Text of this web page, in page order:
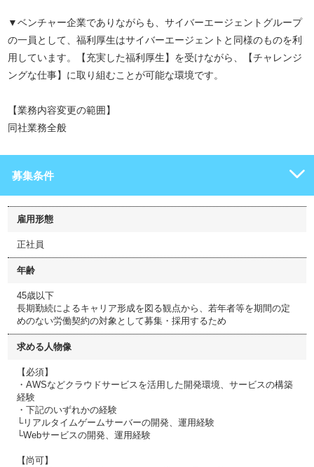
▼ベンチャー企業でありながらも、サイバーエージェントグループ
の一員として、福利厚生はサイバーエージェントと同様のものを利
用しています。【充実した福利厚生】を受けながら、【チャレンジ
ングな仕事】に取り組むことが可能な環境です。
【業務内容変更の範囲】
同社業務全般
募集条件
雇用形態
正社員
年齢
45歳以下
長期勤続によるキャリア形成を図る観点から、若年者等を期間の定
めのない労働契約の対象として募集・採用するため
求める人物像
【必須】
・AWSなどクラウドサービスを活用した開発環境、サービスの構築
経験
・下記のいずれかの経験
└リアルタイムゲームサーバーの開発、運用経験
└Webサービスの開発、運用経験
【尚可】